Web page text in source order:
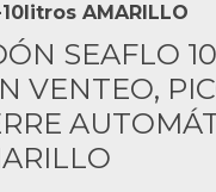
AMARILLO
SEAFLO
VENTEO,